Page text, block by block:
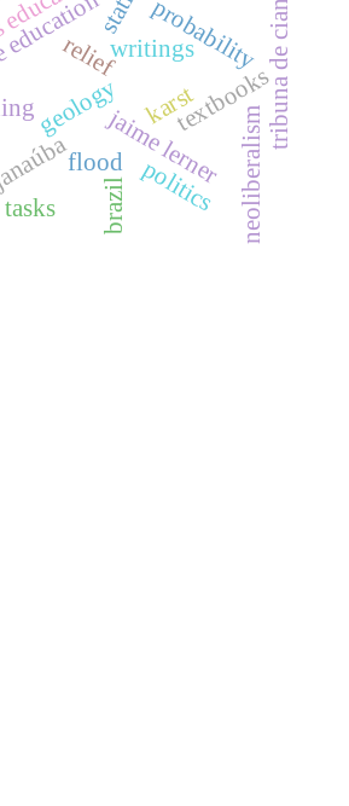
geology karst
flood
reliefwritings
probability
textbookstribuna de cianorte
jaime lerner
politics neoliberalism
brazil